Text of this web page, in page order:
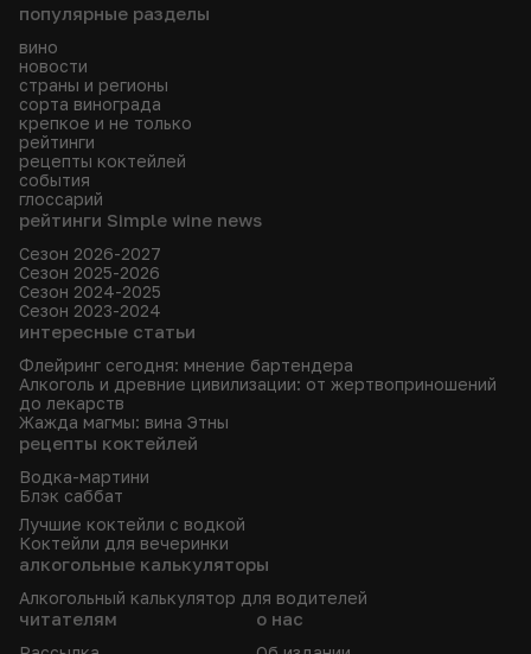
популярные разделы
вино
новости
страны и регионы
сорта винограда
крепкое и не только
рейтинги
рецепты коктейлей
события
глоссарий
рейтинги Simple wine news
Сезон 2026-2027
Сезон 2025-2026
Сезон 2024-2025
Сезон 2023-2024
интересные статьи
Флейринг сегодня: мнение бартендера
Алкоголь и древние цивилизации: от жертвоприношений
до лекарств
Жажда магмы: вина Этны
рецепты коктейлей
Водка-мартини
Блэк саббат
Лучшие коктейли с водкой
Коктейли для вечеринки
алкогольные калькуляторы
Алкогольный калькулятор для водителей
читателям о нас